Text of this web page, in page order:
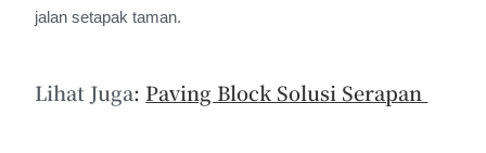
jalan setapak taman.
Lihat Juga: Paving Block Solusi Serapan